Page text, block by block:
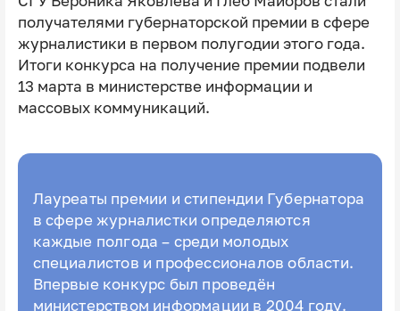
получателями губернаторской премии в сфере
журналистики в первом полугодии этого года.
Итоги конкурса на получение премии подвели
13 марта в министерстве информации и
массовых коммуникаций.
Лауреаты премии и стипендии Губернатора
в сфере журналистки определяются
каждые полгода – среди молодых
специалистов и профессионалов области.
Впервые конкурс был проведён
министерством информации в 2004 году.